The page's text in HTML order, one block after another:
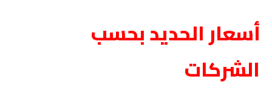
أسعار الحديد بحسب
الشركات